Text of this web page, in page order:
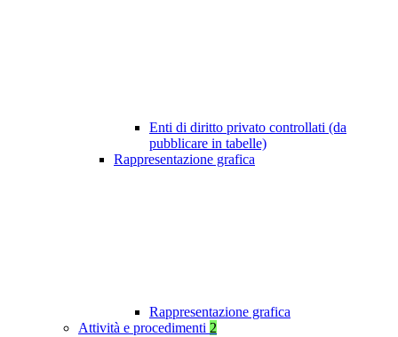
Enti di diritto privato controllati (da
pubblicare in tabelle)
Rappresentazione grafica
Rappresentazione grafica
Attività e procedimenti 2